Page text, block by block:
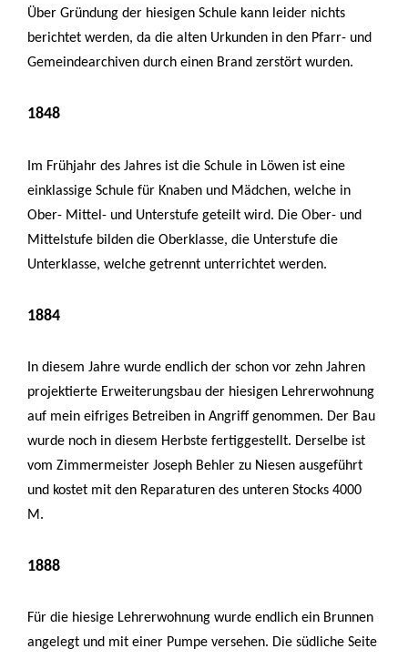
Über Gründung der hiesigen Schule kann leider nichts
berichtet werden, da die alten Urkunden in den Pfarr- und
Gemeindearchiven durch einen Brand zerstört wurden.
1848
Im Frühjahr des Jahres ist die Schule in Löwen ist eine
einklassige Schule für Knaben und Mädchen, welche in
Ober- Mittel- und Unterstufe geteilt wird. Die Ober- und
Mittelstufe bilden die Oberklasse, die Unterstufe die
Unterklasse, welche getrennt unterrichtet werden.
1884
In diesem Jahre wurde endlich der schon vor zehn Jahren
projektierte Erweiterungsbau der hiesigen Lehrerwohnung
auf mein eifriges Betreiben in Angriff genommen. Der Bau
wurde noch in diesem Herbste fertiggestellt. Derselbe ist
vom Zimmermeister Joseph Behler zu Niesen ausgeführt
und kostet mit den Reparaturen des unteren Stocks 4000
M.
1888
Für die hiesige Lehrerwohnung wurde endlich ein Brunnen
angelegt und mit einer Pumpe versehen. Die südliche Seite